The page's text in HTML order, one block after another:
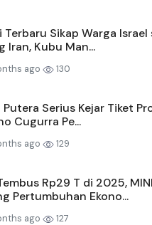
Terbaru Sikap Warga Israel
Iran, Kubu Man...
ago 130
Serius Kejar Tiket
Cugurra Pe...
ago 129
Rp29 T di 2025,
Pertumbuhan Ekono...
ago 127